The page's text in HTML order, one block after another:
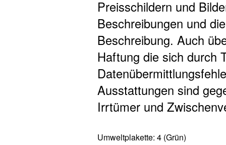
Preisschildern und
Beschreibungen und
Beschreibung. Auch
Haftung die sich durch
Ausstattungen sind
Irrtümer und
Umweltplakette: 4 (Grün)